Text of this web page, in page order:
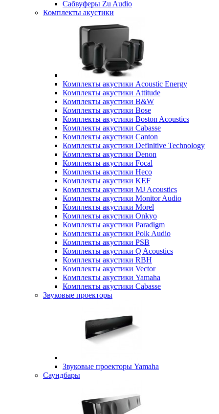
Сабвуферы Zu Audio
Комплекты акустики
Комплекты акустики Acoustic Energy
Комплекты акустики Attitude
Комплекты акустики B&W
Комплекты акустики Bose
Комплекты акустики Boston Acoustics
Комплекты акустики Cabasse
Комплекты акустики Canton
Комплекты акустики Definitive Technology
Комплекты акустики Denon
Комплекты акустики Focal
Комплекты акустики Heco
Комплекты акустики KEF
Комплекты акустики MJ Acoustics
Комплекты акустики Monitor Audio
Комплекты акустики Morel
Комплекты акустики Onkyo
Комплекты акустики Paradigm
Комплекты акустики Polk Audio
Комплекты акустики PSB
Комплекты акустики Q Acoustics
Комплекты акустики RBH
Комплекты акустики Vector
Комплекты акустики Yamaha
Комплекты акустики Сabasse
Звуковые проекторы
Звуковые проекторы Yamaha
Саундбары